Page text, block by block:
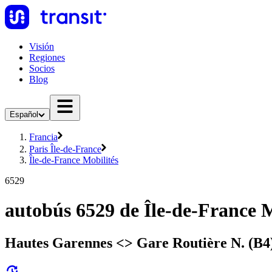
Visión
Regiones
Socios
Blog
Español
Francia
Paris Île-de-France
Île-de-France Mobilités
6529
autobús 6529 de Île-de-France
Hautes Garennes <> Gare Routière N.